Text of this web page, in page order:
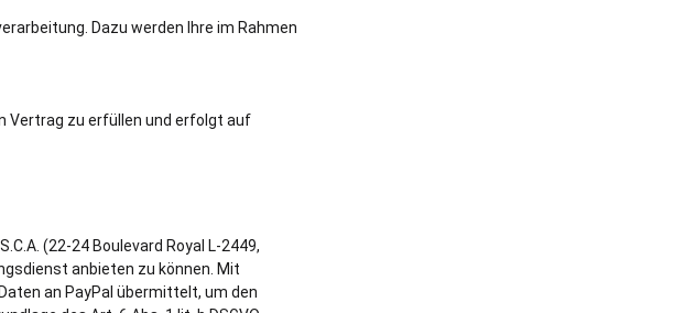
Dazu werden Ihre im Rahmen
Vertrag zu erfüllen und erfolgt auf
(22-24 Boulevard Royal L-2449,
anbieten zu können. Mit
an PayPal übermittelt, um den